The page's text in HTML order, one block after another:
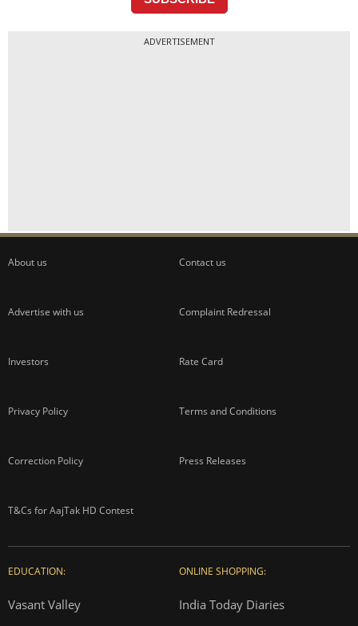
ADVERTISEMENT
About us Contact us
Advertise with us Complaint Redressal
Investors Rate Card
Privacy Policy Terms and Conditions
Correction Policy Press Releases
T&Cs for AajTak HD Contest
EDUCATION:
Vasant Valley
ONLINE SHOPPING:
India Today Diaries